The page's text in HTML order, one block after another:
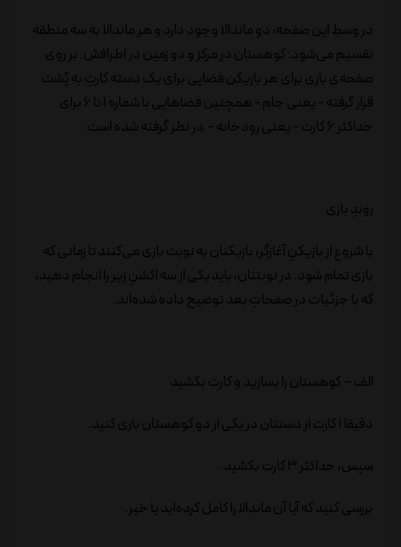
در وسطِ این صفحه، دو ماندالا وجود دارد و هر ماندالا به سه منطقه
تقسیم می‌شود: کوهستان در مرکز و دو زمین در اطرافش. بر روی
صفحه‌ی بازی برای هر بازیکن فضایی برای یک دسته کارتِ به پُشت
قرار گرفته - یعنی جام - همچنین فضاهایی با شماره 1 تا 6 برای
حداکثر 6 کارت - یعنی رودخانه - در نظر گرفته شده است.
روندِ بازی
با شروع از بازیکنِ آغازگر، بازیکنان به نوبت بازی می‌کنند تا زمانی که
بازی تمام شود. در نوبتتان، باید یکی از سه اکشنِ زیر را انجام دهید،
که با جزئیات در صفحاتِ بعد توضیح داده شده‌اند.
الف – کوهستان را بسازید و کارت بکشید
دقیقا 1 کارت از دستتان در یکی از دو کوهستان بازی کنید.
سپس، حداکثر 3 کارت بکشید.
بررسی کنید که آیا آن ماندالا را کامل کرده‌اید یا خیر.